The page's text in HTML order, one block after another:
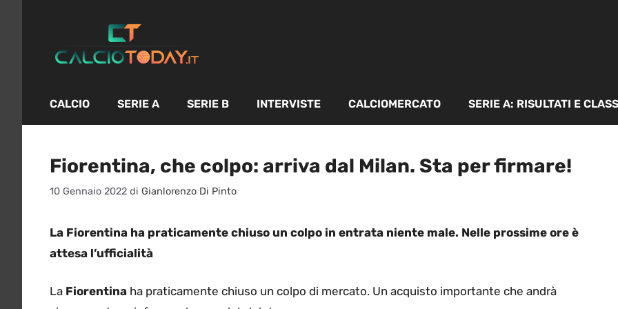
contenuto
CALCIO SERIE A SERIE B INTERVISTE CALCIOMERCATO SERIE A: RISULTATI E
Fiorentina, che colpo: arriva dal Milan. Sta per firmare!
10 Gennaio 2022 di Gianlorenzo Di Pinto
La Fiorentina ha praticamente chiuso un colpo in entrata niente male. Nelle prossime ore è
attesa l’ufficialità
La Fiorentina ha praticamente chiuso un colpo di mercato. Un acquisto importante che andrà